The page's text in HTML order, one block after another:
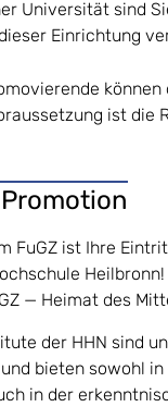
Universität sind
Einrichtung
können
ist die
FuGZ ist Ihre
Heilbronn!
— Heimat des
der HHN sind
bieten sowohl in
in der